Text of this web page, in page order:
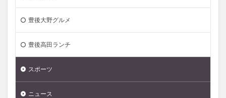
豊後大野グルメ
豊後高田ランチ
スポーツ
ニュース